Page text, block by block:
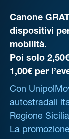
Canone
dispositivi
mobilità.
Poi solo
1,00€ per
Con
autostradali
Regione
La